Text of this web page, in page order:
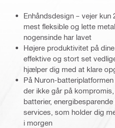
Enhåndsdesign – vejer kun
mest fleksible og lette
nogensinde har lavet
Højere produktivitet på
effektive og stort set
hjælper dig med at klare
På Nuron-
der ikke går på
batterier,
services, som holder dig
i morgen